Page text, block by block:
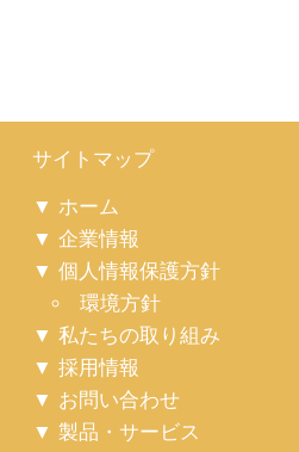
サイトマップ
ホーム
企業情報
個人情報保護方針
環境方針
私たちの取り組み
採用情報
お問い合わせ
製品・サービス